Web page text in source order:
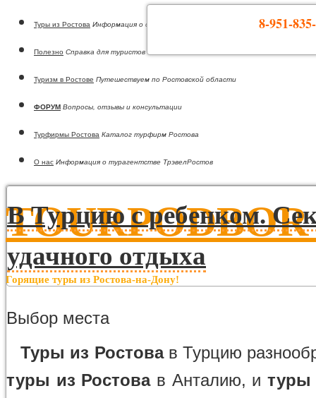
8-951-
Туры из Ростова Информация о странах
Полезно Справка для туристов
Туризм в Ростове Путешествуем по Ростовской области
ФОРУМ Вопросы, отзывы и консультации
Турфирмы Ростова Каталог турфирм Ростова
О нас Информация о турагентстве ТрэвелРостов
Горящие туры из Ростова-на-Дону!
В Турцию с ребенком.
удачного отдыха
Выбор места
Туры из Ростовав Турцию
туры из Ростовав Анталию, и туры